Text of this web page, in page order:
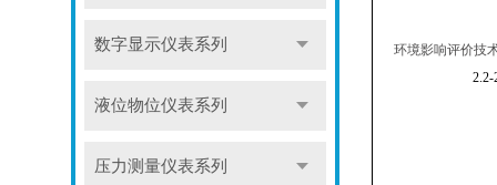
数字显示仪表系列
液位物位仪表系列
压力测量仪表系列
环境影响评价技
2.2-